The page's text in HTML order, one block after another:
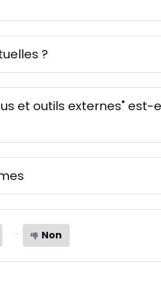
?
et outils externes" est-
Non